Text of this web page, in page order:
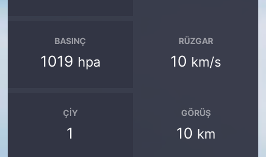
BASINÇ
1019 hpa
RÜZGAR
10 km/s
ÇIY
1
GÖRÜŞ
10 km